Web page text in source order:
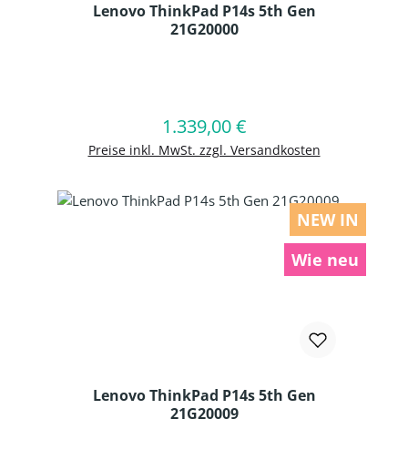
Lenovo ThinkPad P14s 5th Gen
21G20000
Regulärer Preis:
1.339,00 €
Preise inkl. MwSt. zzgl. Versandkosten
In den Warenkorb
NEW IN
Wie neu
Lenovo ThinkPad P14s 5th Gen
21G20009